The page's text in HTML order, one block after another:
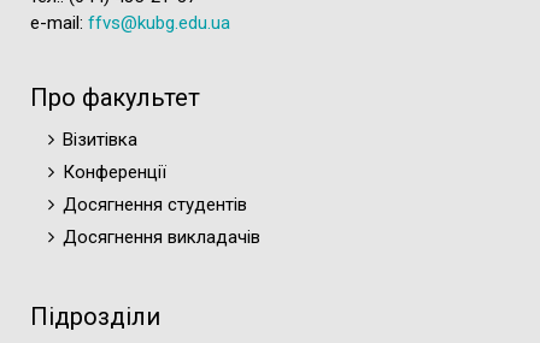
e-mail: ffvs@kubg.edu.ua
Про факультет
Візитівка
Конференції
Досягнення студентів
Досягнення викладачів
Підрозділи